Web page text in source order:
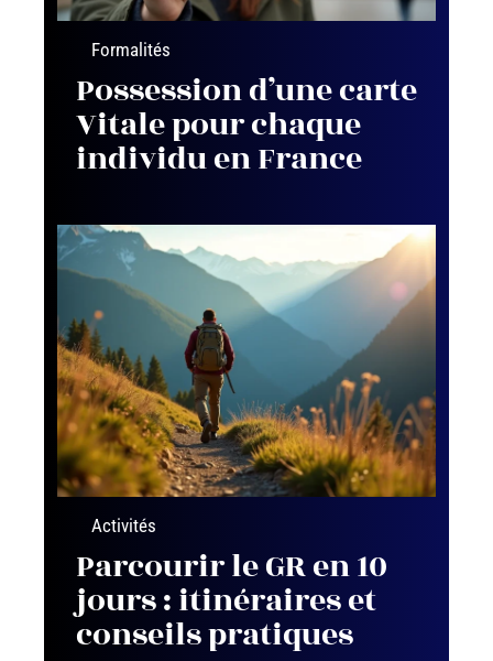
Formalités
Possession d’une carte
Vitale pour chaque
individu en France
Activités
Parcourir le GR en 10
jours : itinéraires et
conseils pratiques